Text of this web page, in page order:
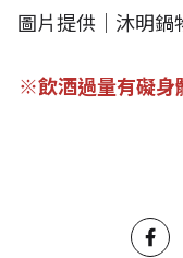
圖片提供｜沐明鍋
※飲酒過量有礙身